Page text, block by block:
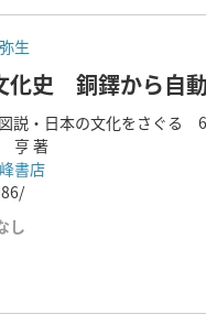
弥生
化史 銅鐸から自
図説・日本の文化をさぐる 6
亨 著
書店
し